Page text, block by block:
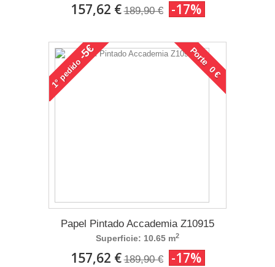
157,62 € 189,90 € -17%
1°
pedido
-5€ Porte 0 €
Papel Pintado Accademia Z10915
Superficie: 10.65 m2
157,62 € 189,90 € -17%